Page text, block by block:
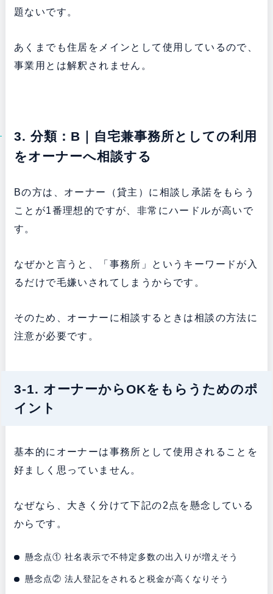
題ないです。
あくまでも住居をメインとして使用しているので、
事業用とは解釈されません。
3. 分類：B｜自宅兼事務所としての利用
をオーナーへ相談する
Bの方は、オーナー（貸主）に相談し承諾をもらう
ことが1番理想的ですが、非常にハードルが高いで
す。
なぜかと言うと、「事務所」というキーワードが入
るだけで毛嫌いされてしまうからです。
そのため、オーナーに相談するときは相談の方法に
注意が必要です。
3-1. オーナーからOKをもらうためのポ
イント
基本的にオーナーは事務所として使用されることを
好ましく思っていません。
なぜなら、大きく分けて下記の2点を懸念している
からです。
懸念点① 社名表示で不特定多数の出入りが増えそう
懸念点② 法人登記をされると税金が高くなりそう